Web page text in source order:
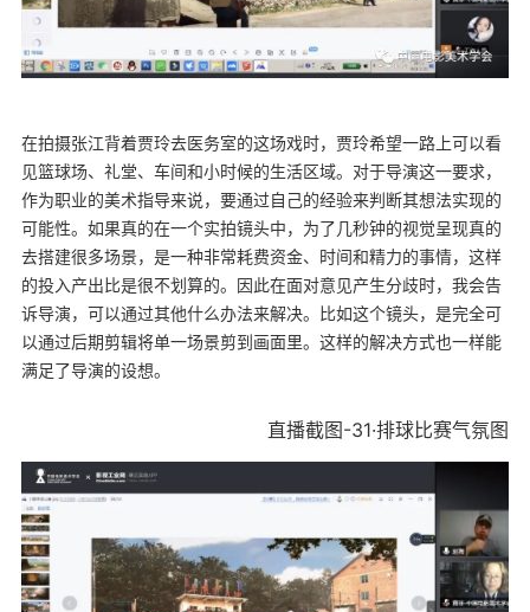
在拍摄张江背着贾玲去医务室的这场戏时，贾玲希望一路上可以看
见篮球场、礼堂、车间和小时候的生活区域。对于导演这一要求，
作为职业的美术指导来说，要通过自己的经验来判断其想法实现的
可能性。如果真的在一个实拍镜头中，为了几秒钟的视觉呈现真的
去搭建很多场景，是一种非常耗费资金、时间和精力的事情，这样
的投入产出比是很不划算的。因此在面对意见产生分歧时，我会告
诉导演，可以通过其他什么办法来解决。比如这个镜头，是完全可
以通过后期剪辑将单一场景剪到画面里。这样的解决方式也一样能
满足了导演的设想。
直播截图-31·排球比赛气氛图